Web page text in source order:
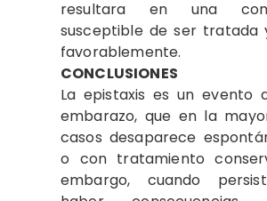
resultara en una
susceptible de ser tratada
favorablemente.
CONCLUSIONES
La epistaxis es un evento
embarazo, que en la
casos desaparece
o con tratamiento
embargo, cuando